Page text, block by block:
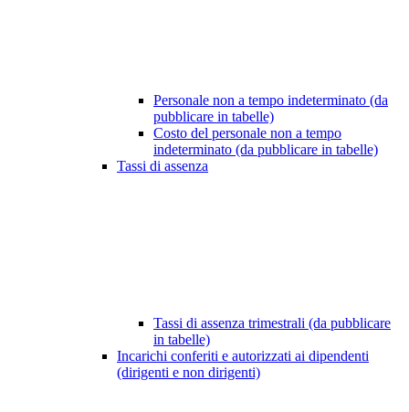
Personale non a tempo indeterminato (da
pubblicare in tabelle)
Costo del personale non a tempo
indeterminato (da pubblicare in tabelle)
Tassi di assenza
Tassi di assenza trimestrali (da pubblicare
in tabelle)
Incarichi conferiti e autorizzati ai dipendenti
(dirigenti e non dirigenti)